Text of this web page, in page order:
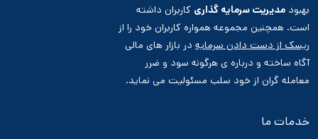
بهبود مدیریت سرمایه گذاری کاربران داشته
است. همچنین مجموعه همواره کاربران خود را از
ریسک از دست دادن سرمایه در بازار های مالی
آگاه ساخته و درباره ی هرگونه سود و ضرر
معامله گران از خود سلب مسئولیت می نماید.
خدمات ما